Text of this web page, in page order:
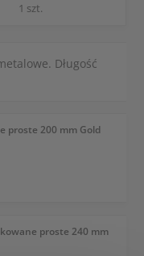
proste 200 mm Gold
proste 240 mm
1 szt.
Długość